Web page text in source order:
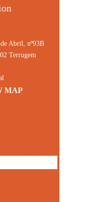
Abril, nº93B
Terrugem
MAP